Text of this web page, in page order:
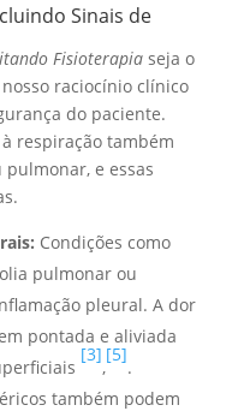
Sinais de
Fisioterapiaseja o
raciocínio clínico
do paciente.
respiração também
e essas
Condições como
pulmonar ou
pleural. A dor
pontada e aliviada
[3]
,
[5]
.
também podem